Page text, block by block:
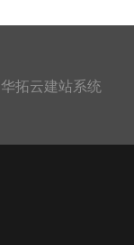
华拓云建站系统